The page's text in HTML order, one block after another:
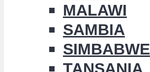
MALAWI
SAMBIA
SIMBABWE
TANSANIA